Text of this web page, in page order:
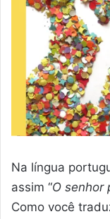
Na língua
assim “O senhor
Como você